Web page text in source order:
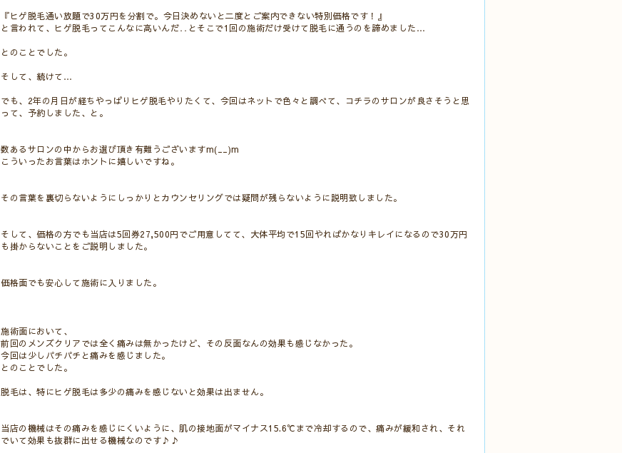
『ヒゲ脱毛通い放題で30万円を分割で。今日決めないと二度とご案内できない特別価格です！』
と言われて、ヒゲ脱毛ってこんなに高いんだ‥とそこで1回の施術だけ受けて脱毛に通うのを諦めました…
とのことでした。
そして、続けて…
でも、2年の月日が経ちやっぱりヒゲ脱毛やりたくて、今回はネットで色々と調べて、コチラのサロンが良さそうと思
って、予約しました、と。
数あるサロンの中からお選び頂き有難うございますm(__)m
こういったお言葉はホントに嬉しいですね。
その言葉を裏切らないようにしっかりとカウンセリングでは疑問が残らないように説明致しました。
そして、価格の方でも当店は5回券27,500円でご用意してて、大体平均で15回やればかなりキレイになるので30万円
も掛からないことをご説明しました。
価格面でも安心して施術に入りました。
施術面において、
前回のメンズクリアでは全く痛みは無かったけど、その反面なんの効果も感じなかった。
今回は少しパチパチと痛みを感じました。
とのことでした。
脱毛は、特にヒゲ脱毛は多少の痛みを感じないと効果は出ません。
当店の機械はその痛みを感じにくいように、肌の接地面がマイナス15.6℃まで冷却するので、痛みが緩和され、それ
でいて効果も抜群に出せる機械なのです♪♪